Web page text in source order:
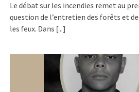
Le débat sur les incendies remet au
question de l’entretien des forêts et
les feux. Dans [...]